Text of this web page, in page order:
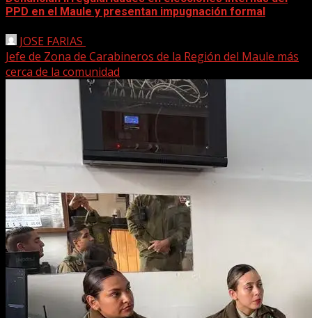
PPD en el Maule y presentan impugnación formal
JOSE FARIAS
Jefe de Zona de Carabineros de la Región del Maule más
cerca de la comunidad